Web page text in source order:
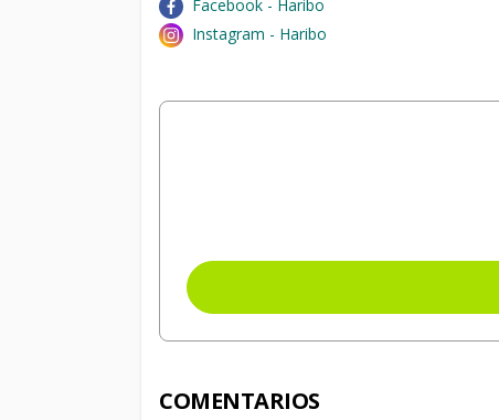
Facebook - Haribo
Instagram - Haribo
COMENTARIOS